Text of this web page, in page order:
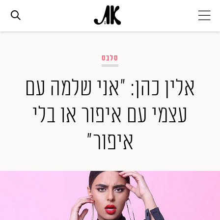
אופנה
ביוטי
סלבס
ערוצים נוספים
המגזין
סלבס
אלין כהן: "אני שלמה עם
עצמי עם איפור או בלי
איפור"